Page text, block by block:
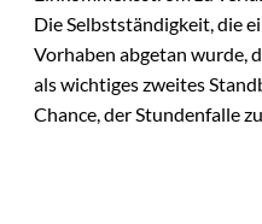
Die Selbstständigkeit, die
Vorhaben abgetan wurde,
als wichtiges zweites
Chance, der Stundenfalle